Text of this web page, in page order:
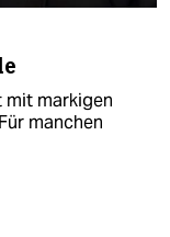
mit markigen
manchen